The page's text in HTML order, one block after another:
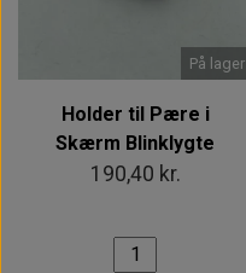
På lager
Holder til Pære i
Skærm Blinklygte
190,40 kr.